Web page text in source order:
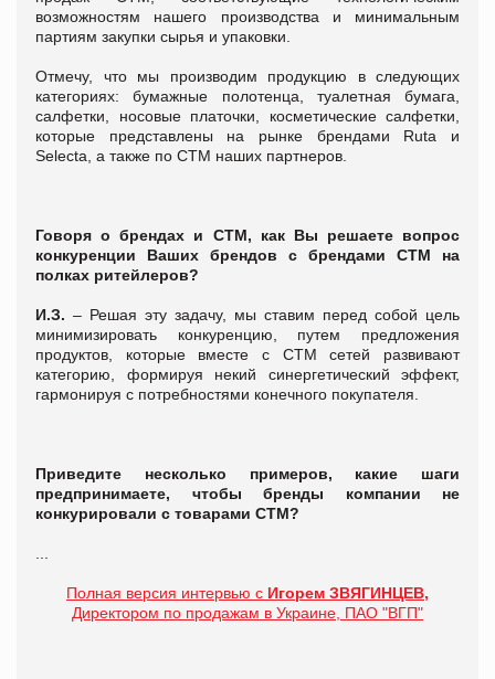
возможностям нашего производства и минимальным
партиям закупки сырья и упаковки.
Отмечу, что мы производим продукцию в следующих
категориях: бумажные полотенца, туалетная бумага,
салфетки, носовые платочки, косметические салфетки,
которые представлены на рынке брендами Ruta и
Selecta, а также по СТМ наших партнеров.
Говоря о брендах и СТМ, как Вы решаете вопрос
конкуренции Ваших брендов с брендами СТМ на
полках ритейлеров?
И.З. – Решая эту задачу, мы ставим перед собой цель
минимизировать конкуренцию, путем предложения
продуктов, которые вместе с СТМ сетей развивают
категорию, формируя некий синергетический эффект,
гармонируя с потребностями конечного покупателя.
Приведите несколько примеров, какие шаги
предпринимаете, чтобы бренды компании не
конкурировали с товарами СТМ?
Полная версия интервью с Игорем ЗВЯГИНЦЕВ,
Директором по продажам в Украине, ПАО "ВГП"